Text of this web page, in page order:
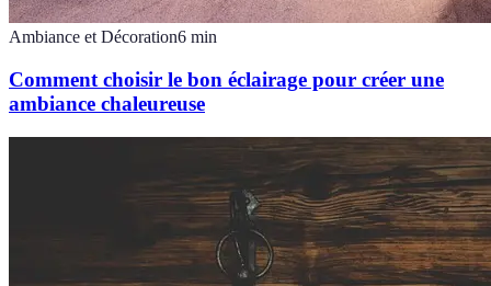
Ambiance et Décoration6 min
Comment choisir le bon éclairage pour créer une
ambiance chaleureuse